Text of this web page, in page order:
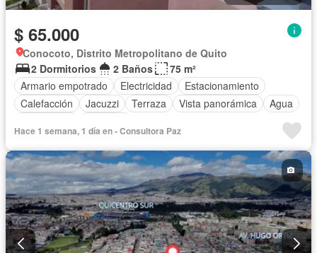
$ 65.000
Conocoto, Distrito Metropolitano de Quito
2 Dormitorios
2 Baños
75 m²
Armario empotrado
Electricidad
Estacionamiento
Calefacción
Jacuzzi Terraza Vista panorámica
Agua
Hace 1 semana, 1 día en - Consultora Paz